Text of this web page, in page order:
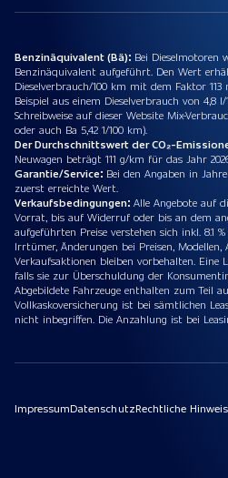
Benzinäquivalent (Bä): Bei Dieselmotoren
Benzinäquivalent aufgeführt. Den Wert
Dieselverbrauch/100 km mit dem Faktor
Beispiel aus einem Dieselverbrauch von 4,8
Schreibweise auf dieser Website Mix-
oder auch Ba 5,42 1/100 km).
Der Durchschnittswert der CO₂-
Neuwagen beträgt 111 g/km für das Jahr
Garantie/Service: Bei den Angaben in
zuerst erreichte Wert.
Verkaufsbedingungen: Alle Angebote auf
Vorrat, bis auf Widerruf oder bis an dem
aufgeführten Preise verstehen sich inkl. 8.1
Irrtümer, Änderungen bei Preisen,
Verkaufsaktionen bleiben vorbehalten. Eine
falls sie zur Überschuldung der
Abgebildete Fahrzeuge enthalten zum Teil
Vollkaskoversicherung ist bei sämtlichen
nicht inbegriffen. Die Anzahlung ist bei
ImpressumDatenschutzRechtliche